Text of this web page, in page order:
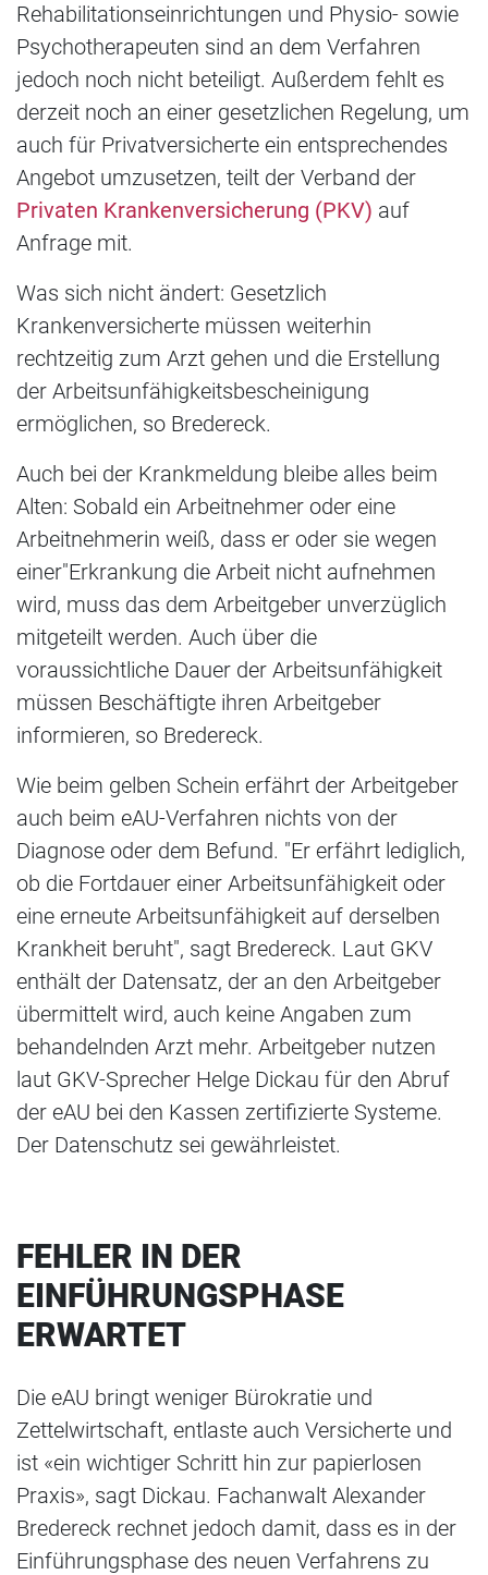
Rehabilitationseinrichtungen und Physio- sowie
Psychotherapeuten sind an dem Verfahren
jedoch noch nicht beteiligt. Außerdem fehlt es
derzeit noch an einer gesetzlichen Regelung, um
auch für Privatversicherte ein entsprechendes
Angebot umzusetzen, teilt der Verband der
Privaten Krankenversicherung (PKV) auf
Anfrage mit.
Was sich nicht ändert: Gesetzlich
Krankenversicherte müssen weiterhin
rechtzeitig zum Arzt gehen und die Erstellung
der Arbeitsunfähigkeitsbescheinigung
ermöglichen, so Bredereck.
Auch bei der Krankmeldung bleibe alles beim
Alten: Sobald ein Arbeitnehmer oder eine
Arbeitnehmerin weiß, dass er oder sie wegen
einer"Erkrankung die Arbeit nicht aufnehmen
wird, muss das dem Arbeitgeber unverzüglich
mitgeteilt werden. Auch über die
voraussichtliche Dauer der Arbeitsunfähigkeit
müssen Beschäftigte ihren Arbeitgeber
informieren, so Bredereck.
Wie beim gelben Schein erfährt der Arbeitgeber
auch beim eAU-Verfahren nichts von der
Diagnose oder dem Befund. "Er erfährt lediglich,
ob die Fortdauer einer Arbeitsunfähigkeit oder
eine erneute Arbeitsunfähigkeit auf derselben
Krankheit beruht", sagt Bredereck. Laut GKV
enthält der Datensatz, der an den Arbeitgeber
übermittelt wird, auch keine Angaben zum
behandelnden Arzt mehr. Arbeitgeber nutzen
laut GKV-Sprecher Helge Dickau für den Abruf
der eAU bei den Kassen zertifizierte Systeme.
Der Datenschutz sei gewährleistet.
FEHLER IN DER
EINFÜHRUNGSPHASE
ERWARTET
Die eAU bringt weniger Bürokratie und
Zettelwirtschaft, entlaste auch Versicherte und
ist «ein wichtiger Schritt hin zur papierlosen
Praxis», sagt Dickau. Fachanwalt Alexander
Bredereck rechnet jedoch damit, dass es in der
Einführungsphase des neuen Verfahrens zu